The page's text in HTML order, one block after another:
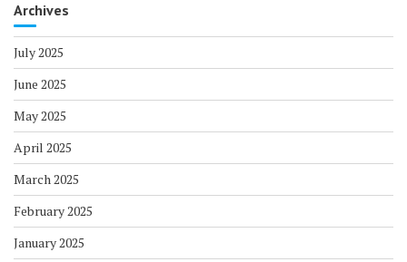
Archives
July 2025
June 2025
May 2025
April 2025
March 2025
February 2025
January 2025